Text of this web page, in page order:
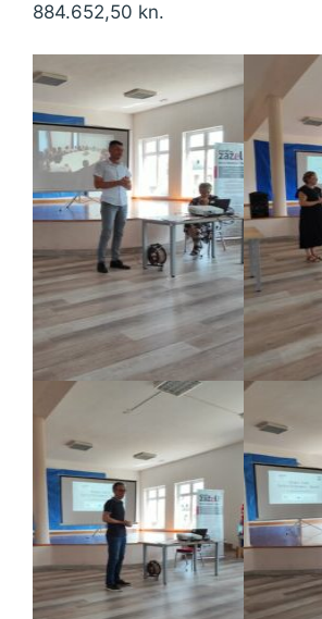
884.652,50 kn.